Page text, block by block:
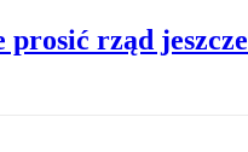
prosić rząd